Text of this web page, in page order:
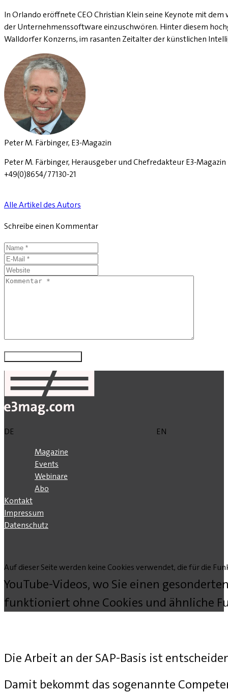
In Orlando eröffnete CEO Christian Klein seine Keynote mit
der Unternehmenssoftware einzuschwören. Hinter diesem
Walldorfer Konzerns, im rasanten Zeitalter der künstlichen
Peter M. Färbinger, E3-Magazin
Peter M. Färbinger, Herausgeber und Chefredakteur E3-
+49(0)8654/77130-21
Alle Artikel des Autors
Schreibe einen Kommentar
DE
EN
Magazine
Events
Webinare
Abo
Kontakt
Impressum
Datenschutz
Auf dieser Seite werden keine Cookies verwendet, die für die
YouTube-Videos, wo Sie einen
funktioniert ohne Cookies und ähnliche
Die Arbeit an der SAP-Basis ist
Damit bekommt das sogenannte